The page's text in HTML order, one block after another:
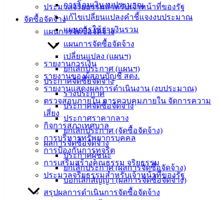
ประมวลจริยธรรมสำหรับเจ้าหน้าที่ของรัฐ
จัดซื้อจัดจ้าง
แผนการจัดซื้อจัดจ้าง
แผนการจัดซื้อจัดจ้าง
เปลี่ยนแปลง (แผนฯ)
ยกเลิกประกาศ (แผนฯ)
ประกาศจัดซื้อจัดจ้าง
ร่างประกาศ
ประกาศจัดซื้อจัดจ้าง
ประกาศราคากลาง
ยกเลิกประกาศ (จัดซื้อจัดจ้าง)
ผลการจัดซื้อจัดจ้าง
ประกาศผู้ชนะ
ยกเลิกประกาศ (ผลการจัดซื้อจัดจ้าง)
บอกเลิกสัญญา (ผลการจัดซื้อจัดจ้าง)
สรุปผลการดำเนินการจัดซื้อจัดจ้าง
การโอนเงินงบประมาณ
แก้ไขเปลี่ยนแปลงคำชี้แจงงบประมาณ
แผนการใช้จ่ายงินรวม
รายงานการเงิน
รายงานของผู้สอบบัญชี สตง.
รายงานแสดงผลการดำเนินงาน (งบประมาณ)
ตรวจสอบภายใน การควบคุมภายใน จัดการความ
เสี่ยง
กิจการสภาเทศบาล
การบริหารทรัพยากรบุคคล
การป้องกันการทุจริต
การเสริมสร้างคุณธรรม จริยธรรม
ประมวลจริยธรรมสำหรับเจ้าหน้าที่ของรัฐ
เทศบาล
ส่วน
ราชการ
สภา
เทศบาล
สงวนลิขสิทธิ์ © 2563 เทศบาลเมืองอ่างศิลา จังหวัดชลบุรี |
angsilacity.go.th | Powered byBuuscript